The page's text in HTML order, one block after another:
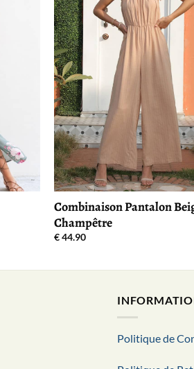
Combinaison Pantalon
Champêtre
€44.90
Politique de